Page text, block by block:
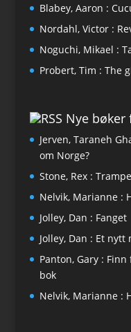
Blabey, Aaron :
Nordahl, Victor :
Noguchi, Mikael :
Probert, Tim : The
Nye bøker
Jerven, Taraneh
om Norge?
Stone, Rex :
Nelvik, Marianne :
Jolley, Dan : Fanget
Jolley, Dan : Et nytt
Panton, Gary :
bok
Nelvik, Marianne :